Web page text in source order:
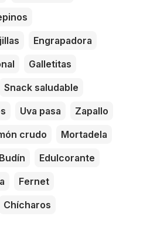
Engrapadora
Galletitas
Snack saludable
Uva pasa
Zapallo
crudo
Mortadela
Budín
Edulcorante
Fernet
Chícharos